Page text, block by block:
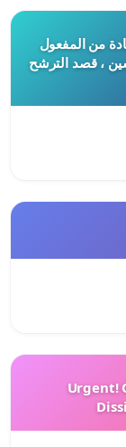
من المفعول
، قصد الترشح
Urgent!